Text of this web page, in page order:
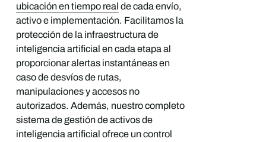
ubicación en tiempo real de cada envío,
activo e implementación. Facilitamos la
protección de la infraestructura de
inteligencia artificial en cada etapa al
proporcionar alertas instantáneas en
caso de desvíos de rutas,
manipulaciones y accesos no
autorizados. Además, nuestro completo
sistema de gestión de activos de
inteligencia artificial ofrece un control